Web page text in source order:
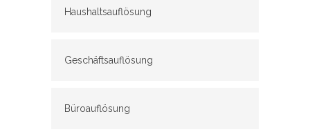
Haushaltsauflösung
Geschäftsauflösung
Büroauflösung